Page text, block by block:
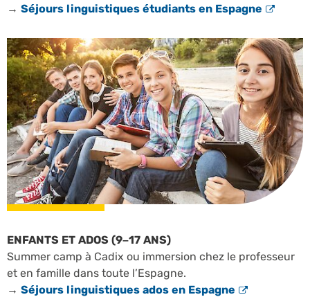
→ Séjours linguistiques étudiants en Espagne
ENFANTS ET ADOS (9–17 ANS)
Summer camp à Cadix ou immersion chez le professeur
et en famille dans toute l’Espagne.
→ Séjours linguistiques ados en Espagne